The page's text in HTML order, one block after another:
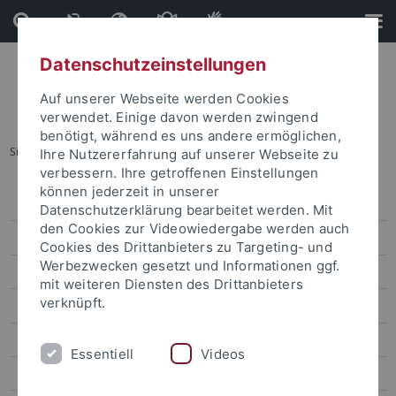
Direkt
zum
Inhalt
Direkt
zur
Fußleiste
Sie sind hier: Startseite ... Career Service Chatbot
Beratung zum Berufseinstieg
Career Service Chatbot
Web-Seminare
Workshops
Datenschutzeinstellungen
Auf unserer Webseite werden Cookies
verwendet. Einige davon werden zwingend
benötigt, während es uns andere ermöglichen,
Ihre Nutzererfahrung auf unserer Webseite zu
verbessern. Ihre getroffenen Einstellungen
können jederzeit in unserer
Datenschutzerklärung bearbeitet werden. Mit
den Cookies zur Videowiedergabe werden auch
Cookies des Drittanbieters zu Targeting- und
Werbezwecken gesetzt und Informationen ggf.
mit weiteren Diensten des Drittanbieters
verknüpft.
Essentiell Videos